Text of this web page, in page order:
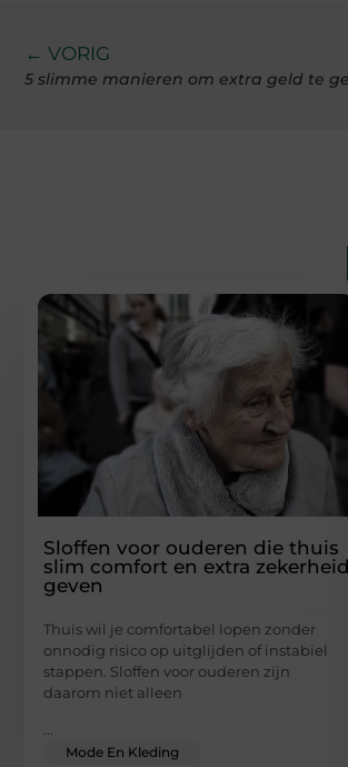
← VORIG
5 slimme manieren om extra geld te
Sloffen voor ouderen die thuis
slim comfort en extra zekerheid
geven
Thuis wil je comfortabel lopen zonder
onnodig risico op uitglijden of instabiel
stappen. Sloffen voor ouderen zijn
daarom niet alleen
...
Mode En Kleding